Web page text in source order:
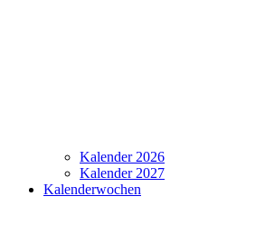
Kalender 2026
Kalender 2027
Kalenderwochen